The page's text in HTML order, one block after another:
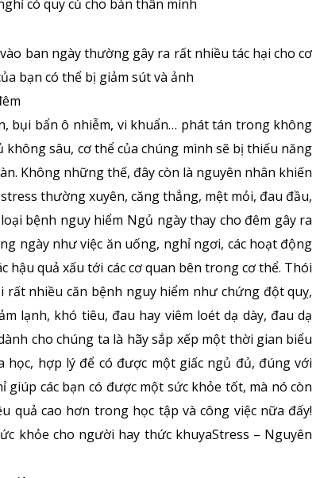
có quy củ cho bản thân mình
ban ngày thường gây ra rất nhiều tác hại cho cơ
bạn có thể bị giảm sút và ảnh
bụi bẩn ô nhiễm, vi khuẩn… phát tán trong không
sâu, cơ thể của chúng mình sẽ bị thiếu năng
Không những thế, đây còn là nguyên nhân khiến
thường xuyên, căng thẳng, mệt mỏi, đau đầu,
bệnh nguy hiểm Ngủ ngày thay cho đêm gây ra
ngày như việc ăn uống, nghỉ ngơi, các hoạt động
quả xấu tới các cơ quan bên trong cơ thể. Thói
rất nhiều căn bệnh nguy hiểm như chứng đột quỵ,
lạnh, khó tiêu, đau hay viêm loét dạ dày, đau dạ
cho chúng ta là hãy sắp xếp một thời gian biểu
học, hợp lý để có được một giấc ngủ đủ, đúng với
giúp các bạn có được một sức khỏe tốt, mà nó còn
quả cao hơn trong học tập và công việc nữa đấy!
khỏe cho người hay thức khuyaStress – Nguyên